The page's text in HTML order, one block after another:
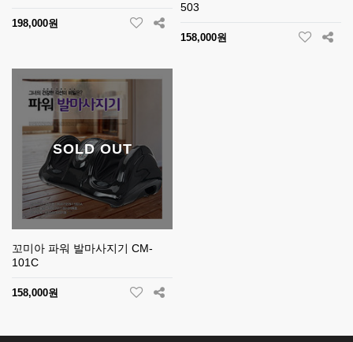
198,000원
503
158,000원
SOLD OUT
꼬미아 파워 발마사지기 CM-
101C
158,000원